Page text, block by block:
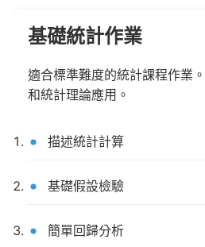
基礎統計作業
適合標準難度的統計課程作業
和統計理論應用。
描述統計計算
基礎假設檢驗
簡單回歸分析